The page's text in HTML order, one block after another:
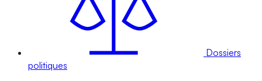
Dossiers
politiques